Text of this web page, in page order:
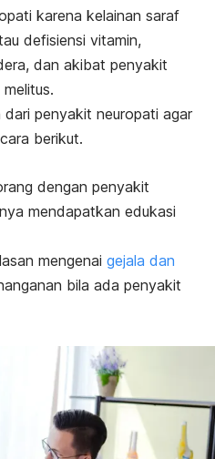
karena kelainan saraf
defisiensi vitamin,
dan akibat penyakit
dari penyakit neuropati agar
berikut.
dengan penyakit
mendapatkan edukasi
mengenai gejala dan
bila ada penyakit